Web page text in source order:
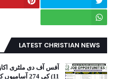
LATEST CHRISTIAN NEWS
11) کی 274